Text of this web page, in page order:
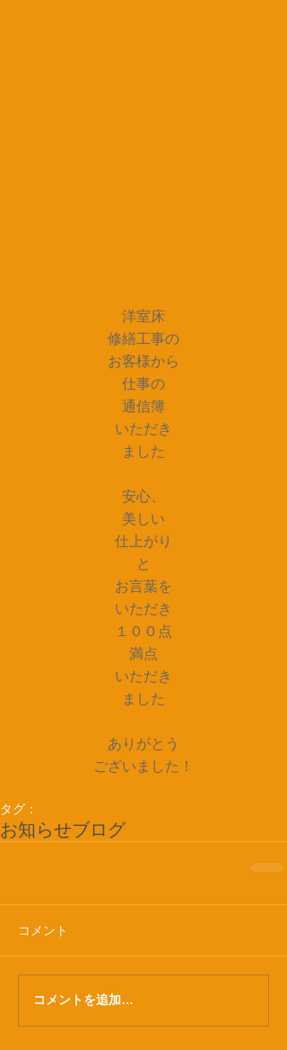
洋室床
修繕工事の
お客様から
仕事の
通信簿
いただき
ました
安心、
美しい
仕上がり
と
お言葉を
いただき
１００点
満点
いただき
ました
ありがとう
ございました！
タグ：
お知らせブログ
コメント
コメントを追加…